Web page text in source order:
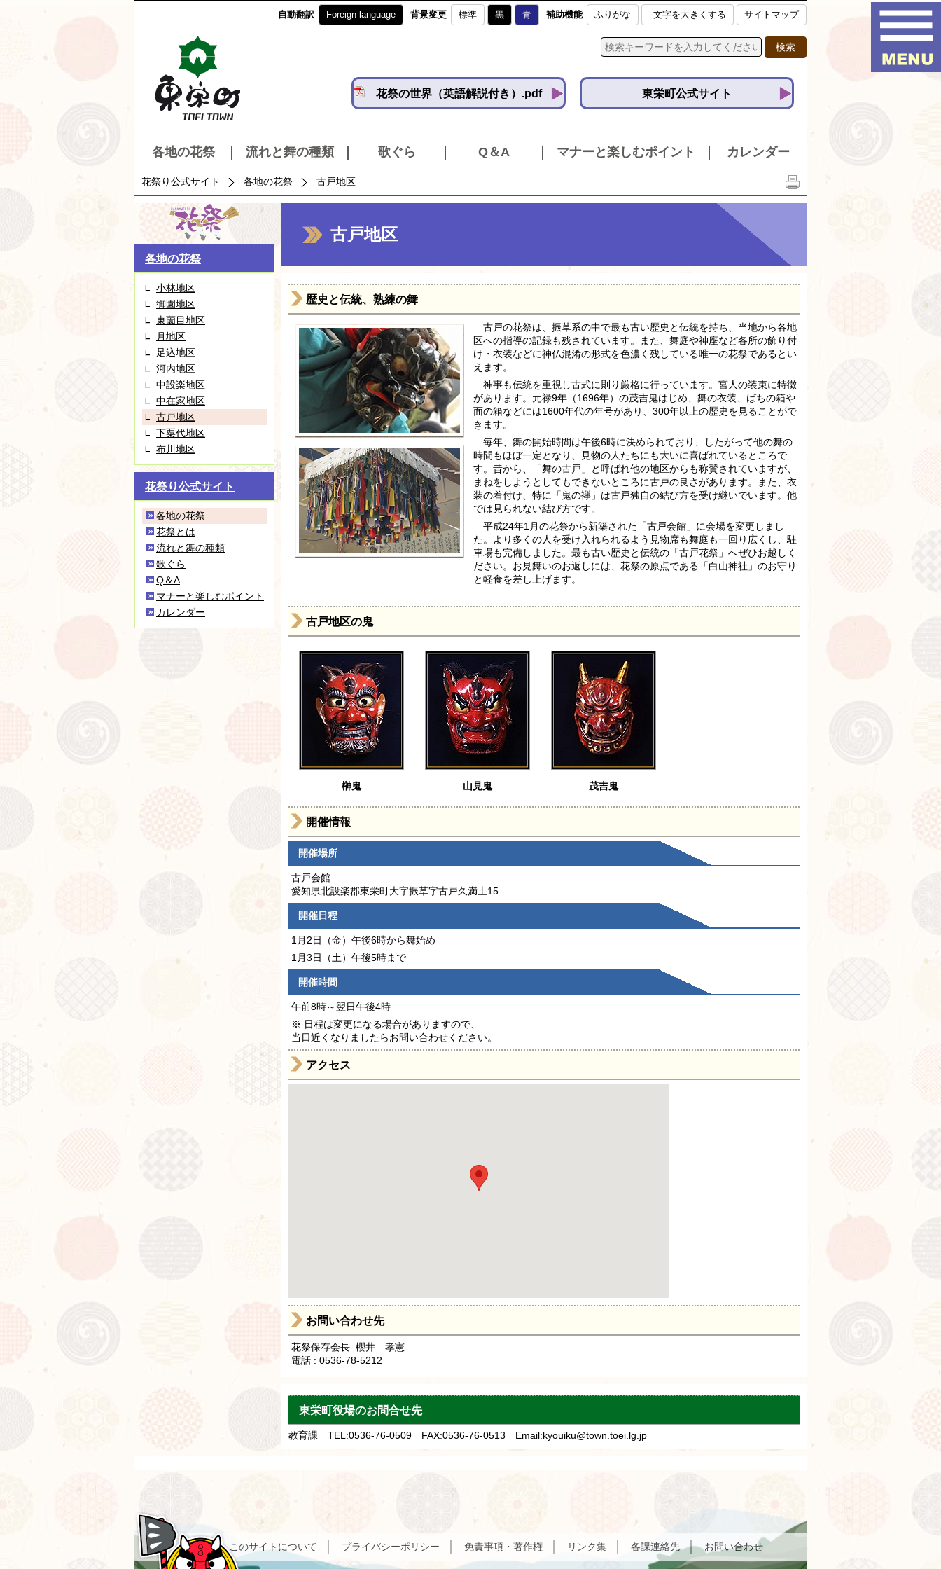
自動翻訳 Foreign language 背景変更 標準 黒 青 補助機能 ふりがな 文字を大きくする サイトマップ
花祭の世界（英語解説付き）.pdf 東栄町公式サイト
各地の花祭 流れと舞の種類 歌ぐら Q＆A マナーと楽しむポイント カレンダー
花祭り公式サイト 各地の花祭 古戸地区
各地の花祭
小林地区
御園地区
東薗目地区
月地区
足込地区
河内地区
中設楽地区
中在家地区
古戸地区
下粟代地区
布川地区
花祭り公式サイト
各地の花祭
花祭とは
流れと舞の種類
歌ぐら
Q＆A
マナーと楽しむポイント
カレンダー
古戸地区
歴史と伝統、熟練の舞
古戸の花祭は、振草系の中で最も古い歴史と伝統を持ち、当地から各地
区への指導の記録も残されています。また、舞庭や神座など各所の飾り付
け・衣装などに神仏混淆の形式を色濃く残している唯一の花祭であるとい
えます。
神事も伝統を重視し古式に則り厳格に行っています。宮人の装束に特徴
があります。元禄9年（1696年）の茂吉鬼はじめ、舞の衣装、ばちの箱や
面の箱などには1600年代の年号があり、300年以上の歴史を見ることがで
きます。
毎年、舞の開始時間は午後6時に決められており、したがって他の舞の
時間もほぼ一定となり、見物の人たちにも大いに喜ばれているところで
す。昔から、「舞の古戸」と呼ばれ他の地区からも称賛されていますが、
まねをしようとしてもできないところに古戸の良さがあります。また、衣
装の着付け、特に「鬼の襷」は古戸独自の結び方を受け継いでいます。他
では見られない結び方です。
平成24年1月の花祭から新築された「古戸会館」に会場を変更しまし
た。より多くの人を受け入れられるよう見物席も舞庭も一回り広くし、駐
車場も完備しました。最も古い歴史と伝統の「古戸花祭」へぜひお越しく
ださい。お見舞いのお返しには、花祭の原点である「白山神社」のお守り
と軽食を差し上げます。
古戸地区の鬼
榊鬼 山見鬼 茂吉鬼
開催情報
開催場所
古戸会館
愛知県北設楽郡東栄町大字振草字古戸久満土15
開催日程
1月2日（金）午後6時から舞始め
1月3日（土）午後5時まで
開催時間
午前8時～翌日午後4時
※ 日程は変更になる場合がありますので、
当日近くなりましたらお問い合わせください。
アクセス
お問い合わせ先
花祭保存会長 :櫻井 孝憲
電話 : 0536-78-5212
東栄町役場のお問合せ先
教育課 TEL:0536-76-0509 FAX:0536-76-0513 Email:kyouiku@town.toei.lg.jp
このサイトについて プライバシーポリシー 免責事項・著作権 リンク集 各課連絡先 お問い合わせ